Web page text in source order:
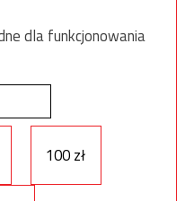
dla funkcjonowania
100 zł